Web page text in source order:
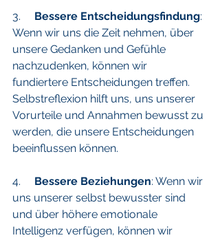
3. Bessere Entscheidungsfindung:
Wenn wir uns die Zeit nehmen, über
unsere Gedanken und Gefühle
nachzudenken, können wir
fundiertere Entscheidungen treffen.
Selbstreflexion hilft uns, uns unserer
Vorurteile und Annahmen bewusst zu
werden, die unsere Entscheidungen
beeinflussen können.
4. Bessere Beziehungen: Wenn wir
uns unserer selbst bewusster sind
und über höhere emotionale
Intelligenz verfügen, können wir